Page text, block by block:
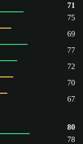
71
75
69
77
72
70
67
80
78